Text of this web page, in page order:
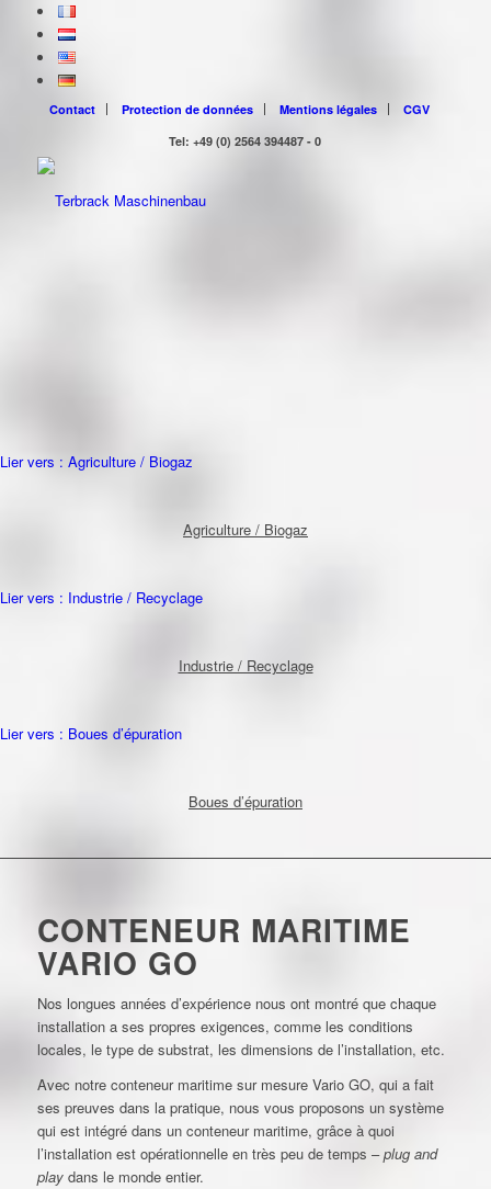
Contact Protection de données Mentions légales
CGV
Tel: +49 (0) 2564 394487 - 0
Lier vers : Agriculture / Biogaz
Agriculture / Biogaz
Lier vers : Industrie / Recyclage
Industrie / Recyclage
Lier vers : Boues d’épuration
Boues d’épuration
CONTENEUR MARITIME
VARIO GO
Nos longues années d’expérience nous ont montré que chaque
installation a ses propres exigences, comme les conditions
locales, le type de substrat, les dimensions de l’installation, etc.
Avec notre conteneur maritime sur mesure Vario GO, qui a fait
ses preuves dans la pratique, nous vous proposons un système
qui est intégré dans un conteneur maritime, grâce à quoi
l’installation est opérationnelle en très peu de temps –plug and
playdans le monde entier.